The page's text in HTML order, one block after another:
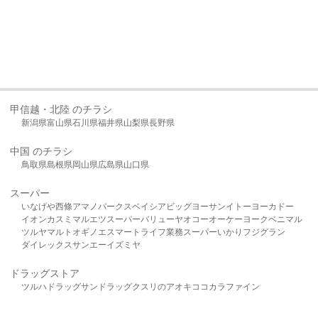
甲信越・北陸 のチラシ
新潟県富山県石川県福井県山梨県長野県
中国 のチラシ
鳥取県島根県岡山県広島県山口県
スーパー
いなげや西條アマノパークスベイシア ビッグヨーサンイトーヨーカドー
イオンカスミ マルエツスーパーバリューヤオコーオーケー ヨークベニマル
ツルヤマルト オギノ エスマート ライフ業務スーパーいかり フジグラン
ダイレックスサンエーイズミヤ
ドラッグストア
ツルハドラッグサンドラッグクスリのアオキ ココカラファイン